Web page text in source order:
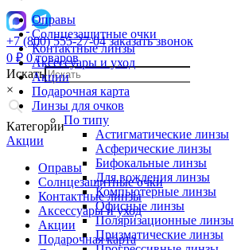
+7 (800) 555-27-04 заказать звонок
0 ₽ 0 товаров
Искать
×
Категории
Акции
Оправы
Солнцезащитные очки
Контактные линзы
Аксессуары и уход
Акции
Подарочная карта
Оправы
Солнцезащитные очки
Контактные линзы
Аксессуары и уход
Акции
Подарочная карта
Линзы для очков
По типу
Астигматические линзы
Асферические линзы
Бифокальные линзы
Для вождения линзы
Компьютерные линзы
Офисные линзы
Поляризационные линзы
Призматические линзы